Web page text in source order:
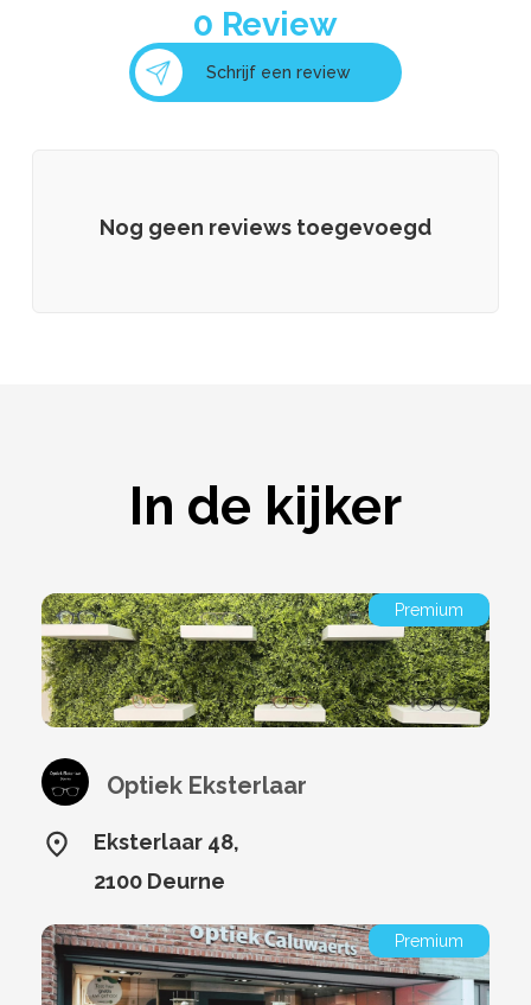
0 Review
Schrijf een review
Nog geen reviews toegevoegd
In de kijker
Premium
Optiek Eksterlaar
Eksterlaar 48,
2100 Deurne
Premium